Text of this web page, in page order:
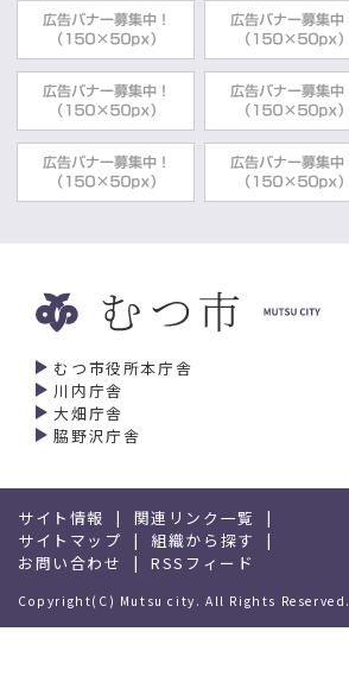
むつ市役所本庁舎
川内庁舎
大畑庁舎
脇野沢庁舎
サイト情報
関連リンク一覧
サイトマップ
組織から探す
お問い合わせ
RSSフィード
Copyright(C) Mutsu city. All Rights Reserved.